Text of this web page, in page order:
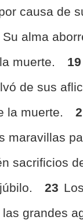
causa de
Su alma
muerte.
19
de sus
la muerte.
maravillas
sacrificios
23
grandes